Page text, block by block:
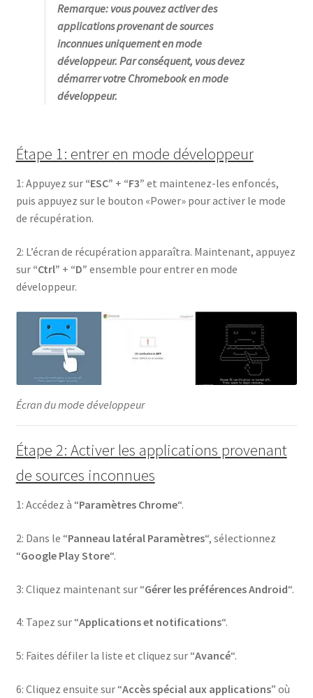
Remarque: vous pouvez activer des
applications provenant de sources
inconnues uniquement en mode
développeur. Par conséquent, vous devez
démarrer votre Chromebook en mode
développeur.
Étape 1: entrer en mode développeur
1: Appuyez sur “ESC” + “F3” et maintenez-les enfoncés,
puis appuyez sur le bouton «Power» pour activer le mode
de récupération.
2: L’écran de récupération apparaîtra. Maintenant, appuyez
sur “Ctrl” + “D” ensemble pour entrer en mode
développeur.
Écran du mode développeur
Étape 2: Activer les applications provenant
de sources inconnues
1: Accédez à “Paramètres Chrome“.
2: Dans le “Panneau latéral Paramètres“, sélectionnez
“Google Play Store“.
3: Cliquez maintenant sur “Gérer les préférences Android“.
4: Tapez sur “Applications et notifications“.
5: Faites défiler la liste et cliquez sur “Avancé“.
6: Cliquez ensuite sur “Accès spécial aux applications” où